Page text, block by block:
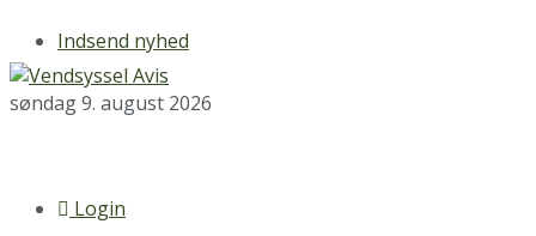
Indsend nyhed
søndag 9. august 2026
Login